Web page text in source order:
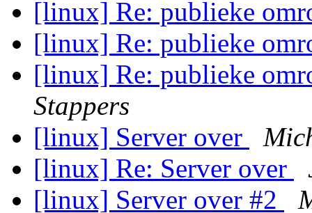
[linux] Re: publieke
[linux] Re: publieke
[linux] Re: publieke
Stappers
[linux] Server over
[linux] Re: Server over
[linux] Server over #2